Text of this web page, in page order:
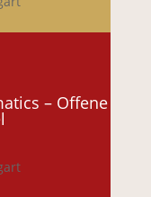
– Offene